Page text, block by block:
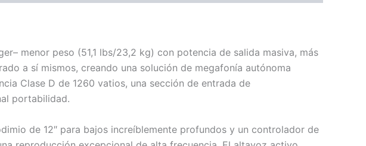
menor peso (51,1 lbs/23,2 kg) con potencia de salida masiva, más
a sí mismos, creando una solución de megafonía autónoma
Clase D de 1260 vatios, una sección de entrada de
portabilidad.
de 12″ para bajos increíblemente profundos y un controlador de